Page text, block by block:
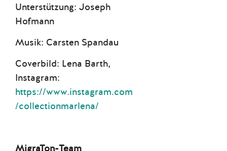
Unterstützung: Joseph
Hofmann
Musik: Carsten Spandau
Coverbild: Lena Barth,
Instagram:
https://www.instagram.com
/collectionmarlena/
MigraTon-Team